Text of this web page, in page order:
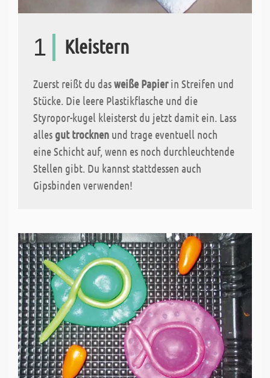
1 Kleistern
Zuerst reißt du dasweiße Papierin Streifen und
Stücke. Die leere Plastikflasche und die
Styropor-kugel kleisterst du jetzt damit ein. Lass
alles gut trocknen und trage eventuell noch
eine Schicht auf, wenn es noch durchleuchtende
Stellen gibt. Du kannst stattdessen auch
Gipsbinden verwenden!